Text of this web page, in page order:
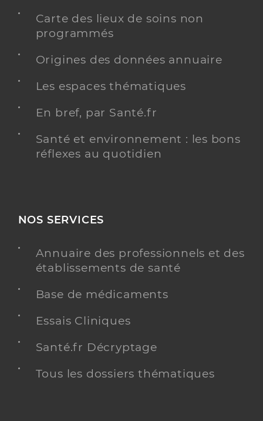
Carte des lieux de soins non
programmés
Origines des données annuaire
Les espaces thématiques
En bref, par Santé.fr
Santé et environnement : les bons
réflexes au quotidien
NOS SERVICES
Annuaire des professionnels et des
établissements de santé
Base de médicaments
Essais Cliniques
Santé.fr Décryptage
Tous les dossiers thématiques